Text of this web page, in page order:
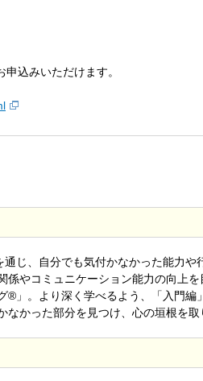
込みいただけます。
じ、自分でも気付かなかった能力
やコミュニケーション能力の向上
」。より深く学べるよう、「入門編
かった部分を見つけ、心の垣根を